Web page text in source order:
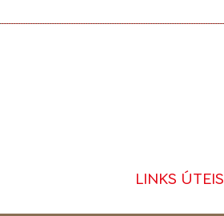
LINKS ÚTEIS